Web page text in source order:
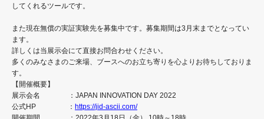
してくれるツールです。
また現在無償の実証実験先を募集中です。募集期間は3月末までとなってい
ます。
詳しくは当展示会にて直接お問合わせください。
多くのみなさまのご来場、ブースへのお立ち寄りを心よりお待ちしておりま
す。
【開催概要】
展示会名 ：JAPAN INNOVATION DAY 2022
公式HP ： https://jid-ascii.com/